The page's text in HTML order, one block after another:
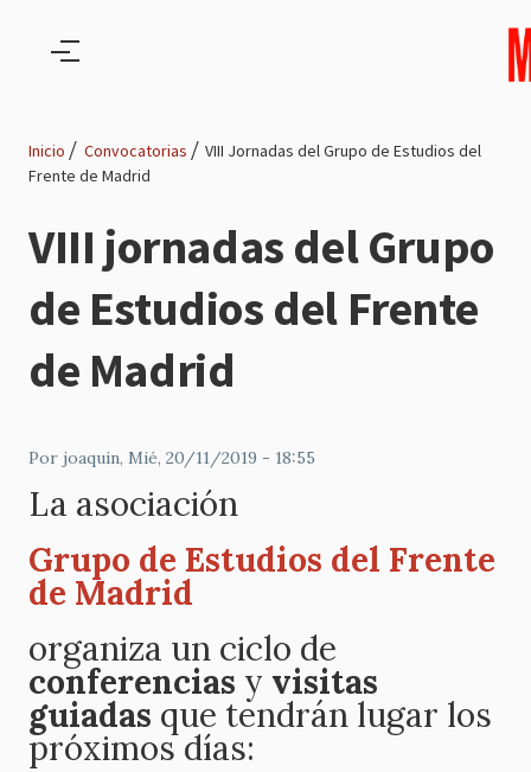
de
navegación
Inicio Convocatorias
VIII Jornadas del Grupo de Estudios del
Frente de Madrid
VIII jornadas del Grupo
de Estudios del Frente
de Madrid
Por joaquin, Mié, 20/11/2019 - 18:55
La asociación
Grupo de Estudios del Frente
de Madrid
organiza un ciclo de
conferencias y visitas
guiadas que tendrán lugar los
próximos días: